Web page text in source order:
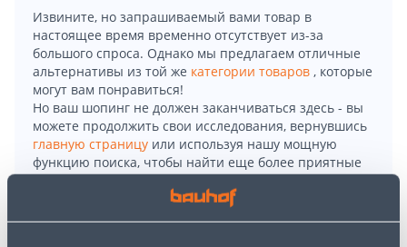
Извините, но запрашиваемый вами товар в
настоящее время временно отсутствует из-за
большого спроса. Однако мы предлагаем отличные
альтернативы из той же категории товаров , которые
могут вам понравиться!
Но ваш шопинг не должен заканчиваться здесь - вы
можете продолжить свои исследования, вернувшись
главную страницу или используя нашу мощную
функцию поиска, чтобы найти еще более приятные
варианты. Удачных покупок!